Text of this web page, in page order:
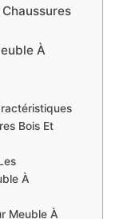
À
Bois Et
À
Meuble À